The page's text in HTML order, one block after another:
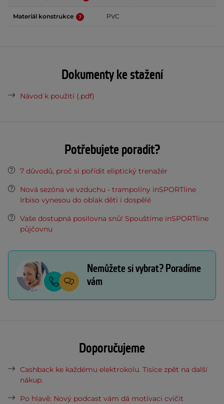
Materiál konstrukce PVC
Dokumenty ke stažení
Návod k použití (.pdf)
Potřebujete poradit?
7 důvodů, proč si pořídit eliptický trenažér
Nová sezóna ve vzduchu - trampolíny inSPORTline
Irbiso vynesou do oblak děti i dospělé
Vaše dostupná posilovna snů! Spouštíme inSPORTline
půjčovnu
Nemůžete si vybrat? Poradíme
vám
Doporučujeme
Cashback ke každému elektrokolu. Tisíce zpět na další
nákup.
Po hlavě: Nový podcast vám dá motivaci cvičit